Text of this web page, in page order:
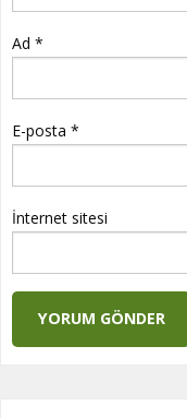
Ad *
E-posta *
İnternet sitesi